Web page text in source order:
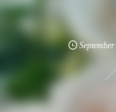
September